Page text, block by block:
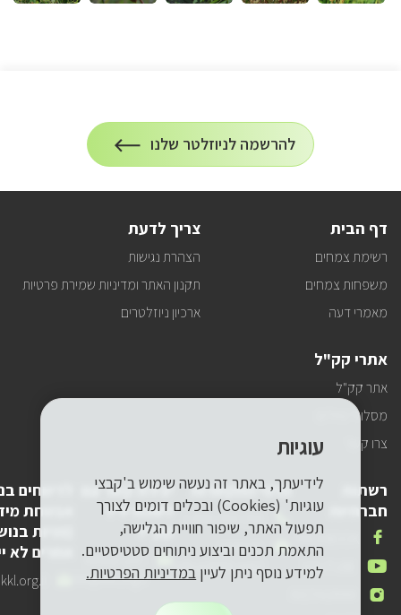
הרשמה
להרשמה לניוזלטר שלנו
על
הרשמה
דף הבית
רשימת צמחים
משפחות צמחים
מאמרי דעה
צריך לדעת
הצהרת נגישות
תקנון האתר ומדיניות שמירת פרטיות
ארכיון ניוזלטרים
אתרי קק"ל
אתר קק"ל
מסלולי טיולים
צרו קשר
רשתות
חברתיות
FACEBOOK
אנחנו
בפייסבוק
YOUTUBE
אנחנו
ביוטיוב
אנחנו
פרטי התקשרות
טלפון
שלנו
1-800-250-250
דואר
שלנו
pneyot-
tzibur@kkl.org.il
יצירת קשר עם
לשכת יו"ר
קק"ל
דואר
אלקטרוני
lishkat-yor-
kkl@kkl.org.il
לדיווחים
אבטחת
(פניות
אחרים לא
עוגיות
לידיעתך, באתר זה נעשה שימוש ב'קבצי
עוגיות' (Cookies) ובכלים דומים לצורך
תפעול האתר, שיפור חוויית הגלישה,
התאמת תכנים וביצוע ניתוחים סטטיסטיים.
למידע נוסף ניתן לעיין במדיניות הפרטיות.